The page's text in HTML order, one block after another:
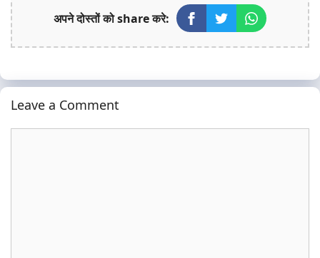
अपने दोस्तों को share करे:
Leave a Comment